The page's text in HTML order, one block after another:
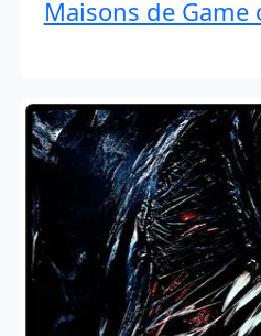
Maisons de Game